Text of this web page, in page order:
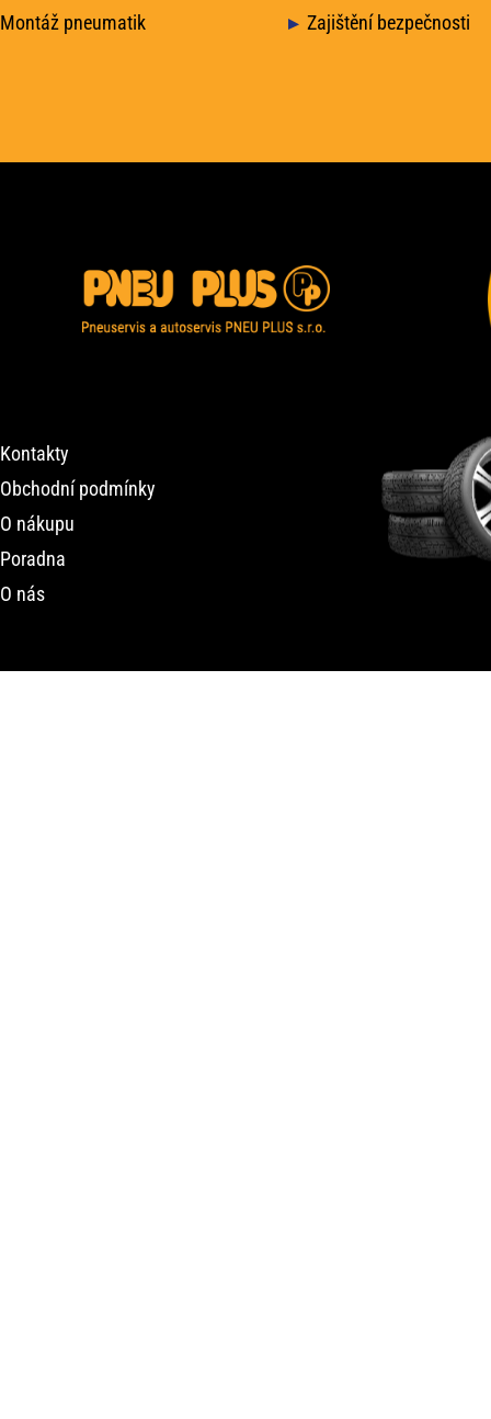
Montáž pneumatik
Zajištění bezpečnosti
Kontakty
Obchodní podmínky
O nákupu
Poradna
O nás